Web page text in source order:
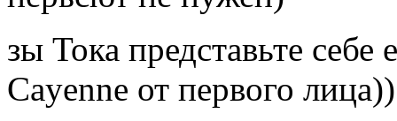
зы Тока представьте себе
Cayenne от первого